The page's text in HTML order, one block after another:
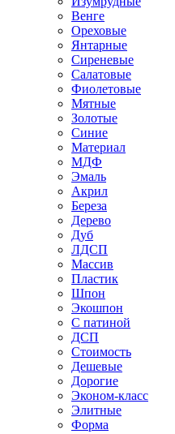
Венге
Ореховые
Янтарные
Сиреневые
Салатовые
Фиолетовые
Мятные
Золотые
Синие
Материал
МДФ
Эмаль
Акрил
Береза
Дерево
Дуб
ЛДСП
Массив
Пластик
Шпон
Экошпон
С патиной
ДСП
Стоимость
Дешевые
Дорогие
Эконом-класс
Элитные
Форма